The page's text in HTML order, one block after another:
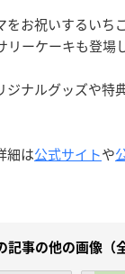
をお祝いするいち
ーケーキも登場
ジナルグッズや特
細は公式サイトや
記事の他の画像（